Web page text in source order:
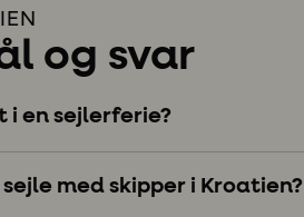
og svar
i en sejlerferie?
med skipper i Kroatien?